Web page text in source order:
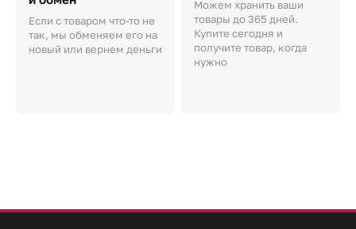
Если с товаром что-то не
так, мы обменяем его на
новый или вернем деньги
Можем хранить ваши
товары до 365 дней.
Купите сегодня и
получите товар, когда
нужно